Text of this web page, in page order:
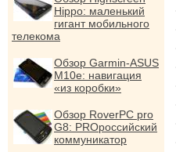
Hippo: маленький
гигант мобильного
телекома
Обзор Garmin-ASUS
M10e: навигация
«из коробки»
Обзор RoverPC pro
G8: PROроссийский
коммуникатор